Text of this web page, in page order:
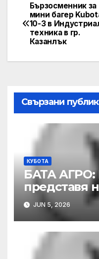
Post
Бързосменник за
мини багер
10-3 в
техника в гр.
Казанлък
Свързани
КУБОТА
БАТА АГРО:
представя
системи AG
JUN 5, 2026